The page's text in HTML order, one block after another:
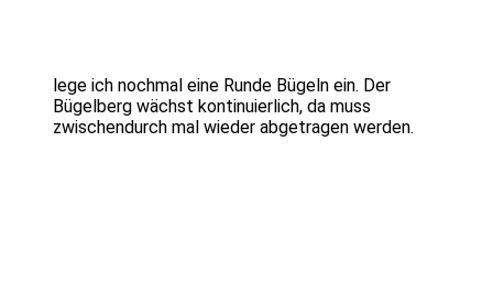
lege ich nochmal eine Runde Bügeln ein. Der
Bügelberg wächst kontinuierlich, da muss
zwischendurch mal wieder abgetragen werden.